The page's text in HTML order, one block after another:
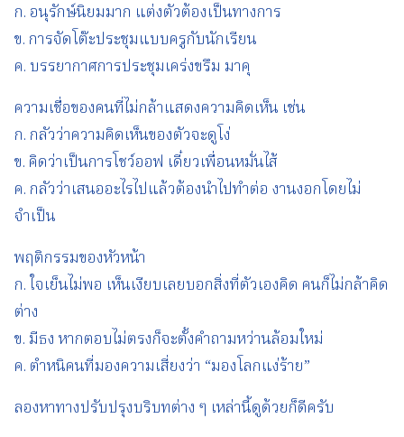
ก. อนุรักษ์นิยมมาก แต่งตัวต้องเป็นทางการ
ข. การจัดโต๊ะประชุมแบบครูกับนักเรียน
ค. บรรยากาศการประชุมเคร่งขรึม มาคุ
ความเชื่อของคนที่ไม่กล้าแสดงความคิดเห็น เช่น
ก. กลัวว่าความคิดเห็นของตัวจะดูโง่
ข. คิดว่าเป็นการโชว์ออฟ เดี๋ยวเพื่อนหมั่นไส้
ค. กลัวว่าเสนออะไรไปแล้วต้องนำไปทำต่อ งานงอกโดยไม่
จำเป็น
พฤติกรรมของหัวหน้า
ก. ใจเย็นไม่พอ เห็นเงียบเลยบอกสิ่งที่ตัวเองคิด คนก็ไม่กล้าคิด
ต่าง
ข. มีธง หากตอบไม่ตรงก็จะตั้งคำถามหว่านล้อมใหม่
ค. ตำหนิคนที่มองความเสี่ยงว่า “มองโลกแง่ร้าย”
ลองหาทางปรับปรุงบริบทต่าง ๆ เหล่านี้ดูด้วยก็ดีครับ